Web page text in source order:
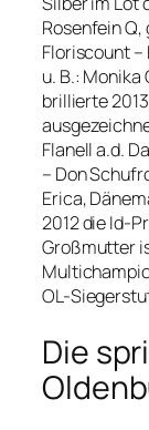
Rosenfein Q,
Floriscount –
u. B.:
brillierte
Flanell a.d.
– Don
Erica,
2012 die Id-
Großmutter
OL-
Die